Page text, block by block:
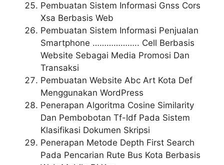
Pembuatan Sistem Informasi Gnss Cors
Xsa Berbasis Web
Pembuatan Sistem Informasi Penjualan
Smartphone ……………….. Cell Berbasis
Website Sebagai Media Promosi Dan
Transaksi
Pembuatan Website Abc Art Kota Def
Menggunakan WordPress
Penerapan Algoritma Cosine Similarity
Dan Pembobotan Tf-Idf Pada Sistem
Klasifikasi Dokumen Skripsi
Penerapan Metode Depth First Search
Pada Pencarian Rute Bus Kota Berbasis